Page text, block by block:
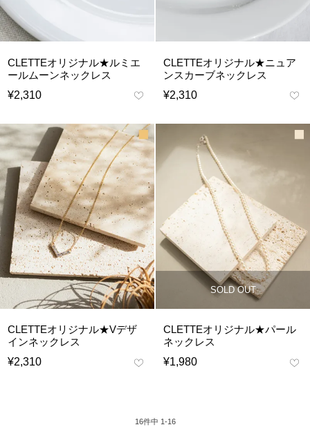
CLETTEオリジナル★ルミエ
ールムーンネックレス
¥2,310
CLETTEオリジナル★ニュア
ンスカーブネックレス
¥2,310
CLETTEオリジナル★Vデザ
インネックレス
¥2,310
SOLD OUT
CLETTEオリジナル★パール
ネックレス
¥1,980
16件中 1-16